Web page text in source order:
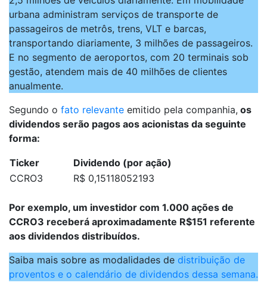
urbana administram serviços de transporte de
passageiros de metrôs, trens, VLT e barcas,
transportando diariamente, 3 milhões de passageiros.
E no segmento de aeroportos, com 20 terminais sob
gestão, atendem mais de 40 milhões de clientes
anualmente.
Segundo o fato relevante emitido pela companhia, os
dividendos serão pagos aos acionistas da seguinte
forma:
Ticker
Dividendo (por ação)
CCRO3
R$ 0,15118052193
Por exemplo, um investidor com 1.000 ações de
CCRO3 receberá aproximadamente R$151 referente
aos dividendos distribuídos.
Saiba mais sobre as modalidades de distribuição de
proventos e o calendário de dividendos dessa semana.